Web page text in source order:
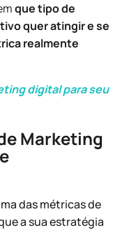
que tipo de
quer atingir e se
realmente
digital para seu
Marketing
das métricas de
a sua estratégia